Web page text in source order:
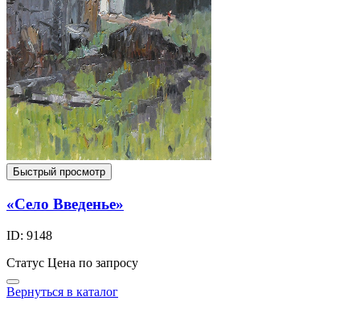
Быстрый просмотр
«Село Введенье»
ID: 9148
Статус Цена по запросу
Вернуться в каталог